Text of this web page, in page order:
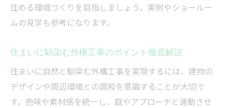
住める環境づくりを目指しましょう。実例やショールー
ムの見学も参考になります。
住まいに馴染む外構工事のポイント徹底解説
住まいに自然と馴染む外構工事を実現するには、建物の
デザインや周辺環境との調和を意識することが大切で
す。色味や素材感を統一し、庭やアプローチと連動させ